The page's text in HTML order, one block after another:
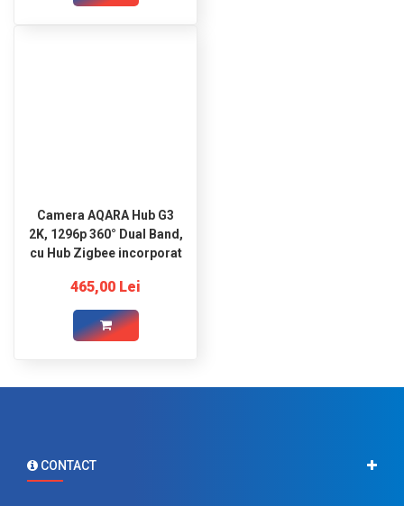
Camera AQARA Hub G3
2K, 1296p 360° Dual Band,
cu Hub Zigbee incorporat
465,00 Lei
CONTACT